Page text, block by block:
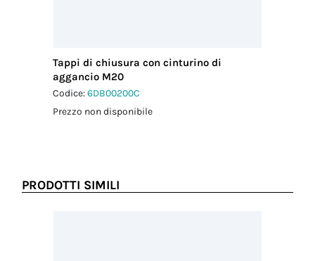
Tappi di chiusura con cinturino di
aggancio M20
Codice:6DB00200C
Prezzo non disponibile
PRODOTTI SIMILI